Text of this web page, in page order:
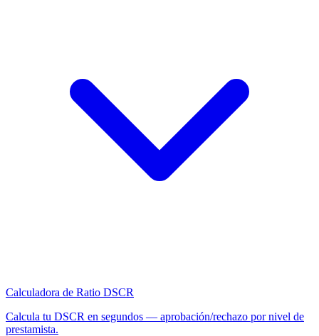
Calculadora de Ratio DSCR
Calcula tu DSCR en segundos — aprobación/rechazo por nivel de
prestamista.